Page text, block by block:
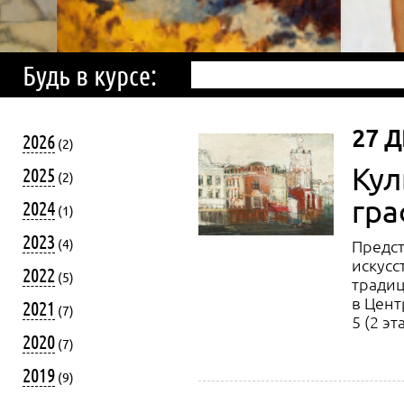
Будь в курсе:
2026 (2)
2025 (2)
2024 (1)
2023 (4)
2022 (5)
2021 (7)
2020 (7)
2019 (9)
27
в
5 (2